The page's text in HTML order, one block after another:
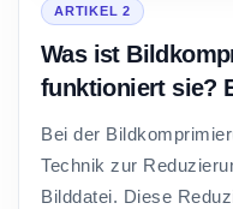
ARTIKEL 2
Was ist
funktioniert sie?
Bei der
Technik zur
Bilddatei. Diese